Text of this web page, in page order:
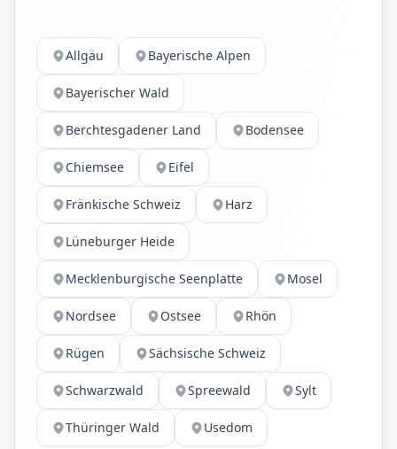
Allgäu Bayerische Alpen
Bayerischer Wald
Berchtesgadener Land Bodensee
Chiemsee Eifel
Fränkische Schweiz Harz
Lüneburger Heide
Mecklenburgische Seenplatte Mosel
Nordsee Ostsee Rhön
Rügen Sächsische Schweiz
Schwarzwald Spreewald Sylt
Thüringer Wald Usedom